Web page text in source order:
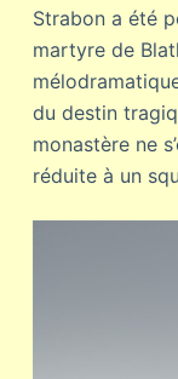
Strabon a été
martyre de
du destin
monastère ne
réduite à un